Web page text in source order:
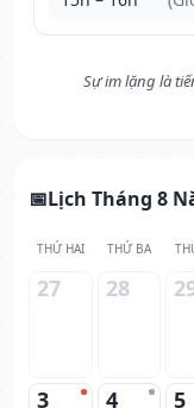
Sự im lặng là
Lịch Tháng 8
THỨ HAI THỨ BA
27 28
3 4 5